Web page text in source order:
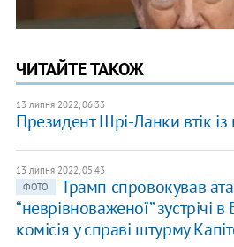
ЧИТАЙТЕ ТАКОЖ
13 липня 2022, 06:33
Президент Шрі-Ланки втік із
13 липня 2022, 05:43
ФОТО
Трамп спровокував
“неврівноваженої” зустрічі
комісія у справі штурму